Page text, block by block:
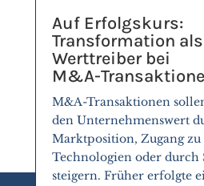
Auf Erfolgskurs:
Transformation als
Werttreiber bei
M&A-
M&A-Transaktionen
den Unternehmenswert
Marktposition, Zugang zu
Technologien oder durch
steigern. Früher erfolgte